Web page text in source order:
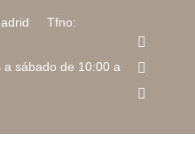
Tfno:
sábado de 10:00 a